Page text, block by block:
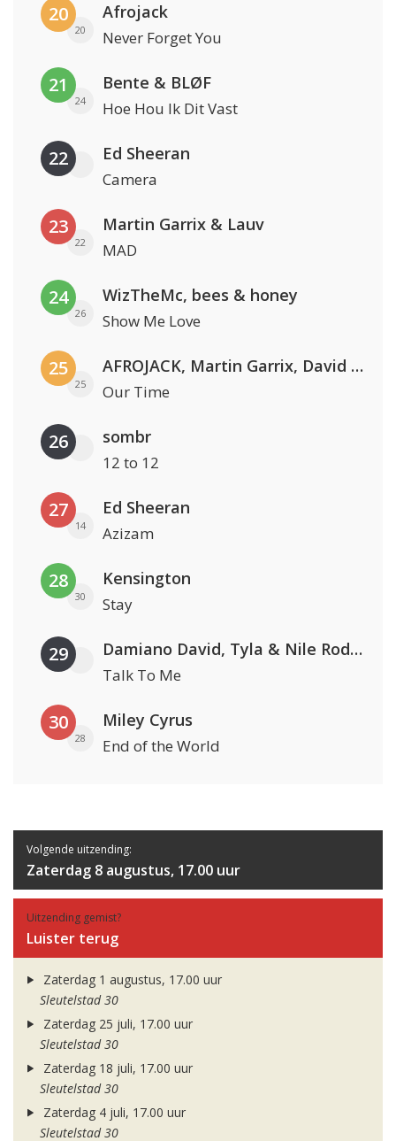
20
20
Afrojack
Never Forget You
21
24
Bente & BLØF
Hoe Hou Ik Dit Vast
22 Ed Sheeran
Camera
23
22
Martin Garrix & Lauv
MAD
24
26
WizTheMc, bees & honey
Show Me Love
25
25
AFROJACK, Martin Garrix, David Guetta & Amél
Our Time
26 sombr
12 to 12
27
14
Ed Sheeran
Azizam
28
30
Kensington
Stay
29 Damiano David, Tyla & Nile Rodgers
Talk To Me
30
28
Miley Cyrus
End of the World
Volgende uitzending:
Zaterdag 8 augustus, 17.00 uur
Uitzending gemist?
Luister terug
Zaterdag 1 augustus, 17.00 uur
Sleutelstad 30
Zaterdag 25 juli, 17.00 uur
Sleutelstad 30
Zaterdag 18 juli, 17.00 uur
Sleutelstad 30
Zaterdag 4 juli, 17.00 uur
Sleutelstad 30